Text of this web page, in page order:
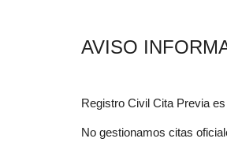
AVISO
Registro Civil Cita Previa
No gestionamos citas